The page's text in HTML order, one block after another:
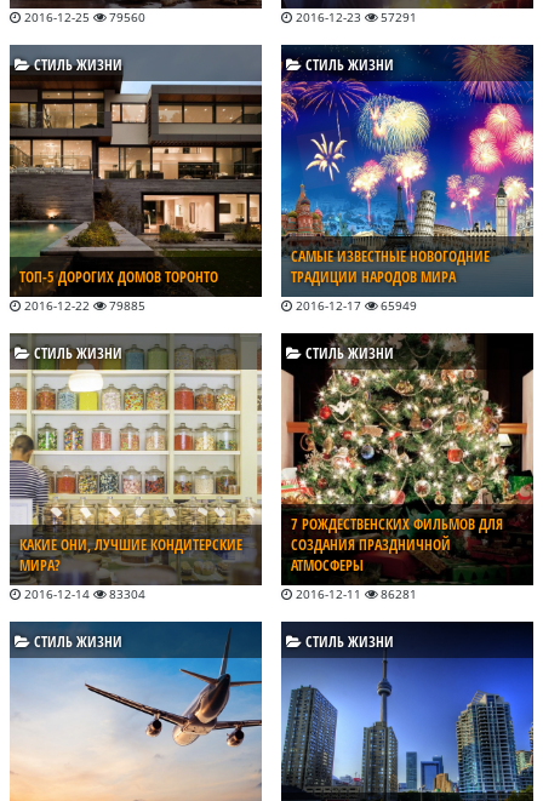
2016-12-25 79560 2016-12-23 57291
СТИЛЬ ЖИЗНИ
ТОП-5 ДОРОГИХ ДОМОВ ТОРОНТО
2016-12-22 79885
СТИЛЬ ЖИЗНИ
САМЫЕ ИЗВЕСТНЫЕ НОВОГОДНИЕ
ТРАДИЦИИ НАРОДОВ МИРА
2016-12-17 65949
СТИЛЬ ЖИЗНИ
КАКИЕ ОНИ, ЛУЧШИЕ КОНДИТЕРСКИЕ
МИРА?
2016-12-14 83304
СТИЛЬ ЖИЗНИ
7 РОЖДЕСТВЕНСКИХ ФИЛЬМОВ ДЛЯ
СОЗДАНИЯ ПРАЗДНИЧНОЙ
АТМОСФЕРЫ
2016-12-11 86281
СТИЛЬ ЖИЗНИ СТИЛЬ ЖИЗНИ